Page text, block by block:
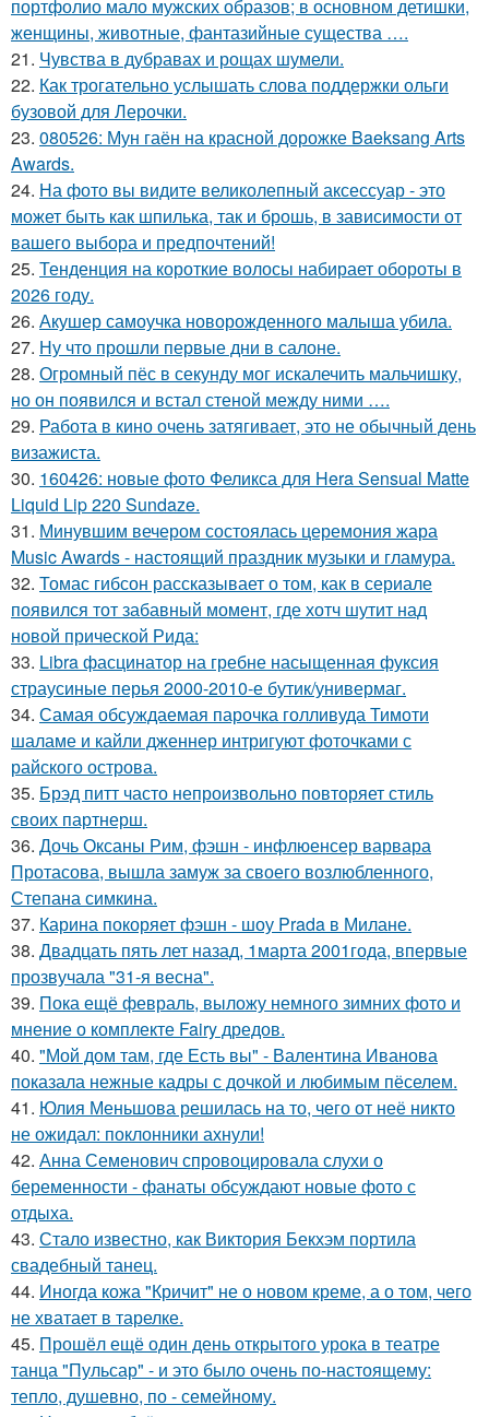
портфолио мало мужских образов; в основном детишки,
женщины, животные, фантазийные существа ….
21. Чувства в дубравах и рощах шумели.
22. Как трогательно услышать слова поддержки ольги
бузовой для Лерочки.
23. 080526: Мун гаён на красной дорожке Baeksang Arts
Awards.
24. На фото вы видите великолепный аксессуар - это
может быть как шпилька, так и брошь, в зависимости от
вашего выбора и предпочтений!
25. Тенденция на короткие волосы набирает обороты в
2026 году.
26. Акушер самоучка новорожденного малыша убила.
27. Ну что прошли первые дни в салоне.
28. Огромный пёс в секунду мог искалечить мальчишку,
но он появился и встал стеной между ними ….
29. Работа в кино очень затягивает, это не обычный день
визажиста.
30. 160426: новые фото Феликса для Hera Sensual Matte
Liquid Lip 220 Sundaze.
31. Минувшим вечером состоялась церемония жара
Music Awards - настоящий праздник музыки и гламура.
32. Томас гибсон рассказывает о том, как в сериале
появился тот забавный момент, где хотч шутит над
новой прической Рида:
33. Libra фасцинатор на гребне насыщенная фуксия
страусиные перья 2000-2010-е бутик/универмаг.
34. Самая обсуждаемая парочка голливуда Тимоти
шаламе и кайли дженнер интригуют фоточками с
райского острова.
35. Брэд питт часто непроизвольно повторяет стиль
своих партнерш.
36. Дочь Оксаны Рим, фэшн - инфлюенсер варвара
Протасова, вышла замуж за своего возлюбленного,
Степана симкина.
37. Карина покоряет фэшн - шоу Prada в Милане.
38. Двадцать пять лет назад, 1марта 2001года, впервые
прозвучала "31-я весна".
39. Пока ещё февраль, выложу немного зимних фото и
мнение о комплекте Fairy дредов.
40. "Мой дом там, где Есть вы" - Валентина Иванова
показала нежные кадры с дочкой и любимым пёселем.
41. Юлия Меньшова решилась на то, чего от неё никто
не ожидал: поклонники ахнули!
42. Анна Семенович спровоцировала слухи о
беременности - фанаты обсуждают новые фото с
отдыха.
43. Стало известно, как Виктория Бекхэм портила
свадебный танец.
44. Иногда кожа "Кричит" не о новом креме, а о том, чего
не хватает в тарелке.
45. Прошёл ещё один день открытого урока в театре
танца "Пульсар" - и это было очень по-настоящему:
тепло, душевно, по - семейному.